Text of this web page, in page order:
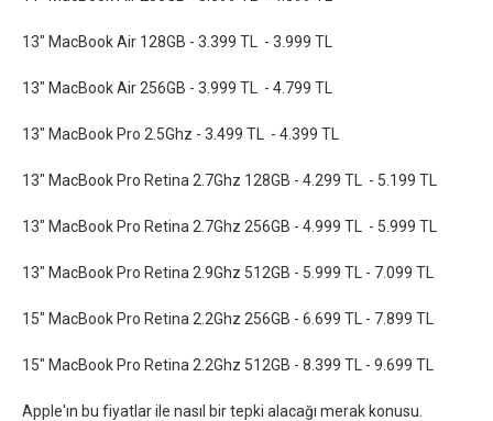
13" MacBook Air 128GB - 3.399 TL - 3.999 TL
13" MacBook Air 256GB - 3.999 TL - 4.799 TL
13" MacBook Pro 2.5Ghz - 3.499 TL - 4.399 TL
13" MacBook Pro Retina 2.7Ghz 128GB - 4.299 TL - 5.199 TL
13" MacBook Pro Retina 2.7Ghz 256GB - 4.999 TL - 5.999 TL
13" MacBook Pro Retina 2.9Ghz 512GB - 5.999 TL - 7.099 TL
15" MacBook Pro Retina 2.2Ghz 256GB - 6.699 TL - 7.899 TL
15" MacBook Pro Retina 2.2Ghz 512GB - 8.399 TL - 9.699 TL
Apple'ın bu fiyatlar ile nasıl bir tepki alacağı merak konusu.